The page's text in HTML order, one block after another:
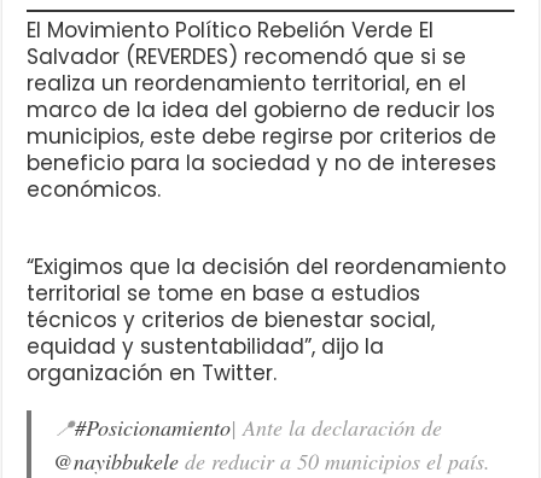
El Movimiento Político Rebelión Verde El
Salvador (REVERDES) recomendó que si se
realiza un reordenamiento territorial, en el
marco de la idea del gobierno de reducir los
municipios, este debe regirse por criterios de
beneficio para la sociedad y no de intereses
económicos.
“Exigimos que la decisión del reordenamiento
territorial se tome en base a estudios
técnicos y criterios de bienestar social,
equidad y sustentabilidad”, dijo la
organización en Twitter.
📍#Posicionamiento| Ante la declaración de
@nayibbukele de reducir a 50 municipios el país.